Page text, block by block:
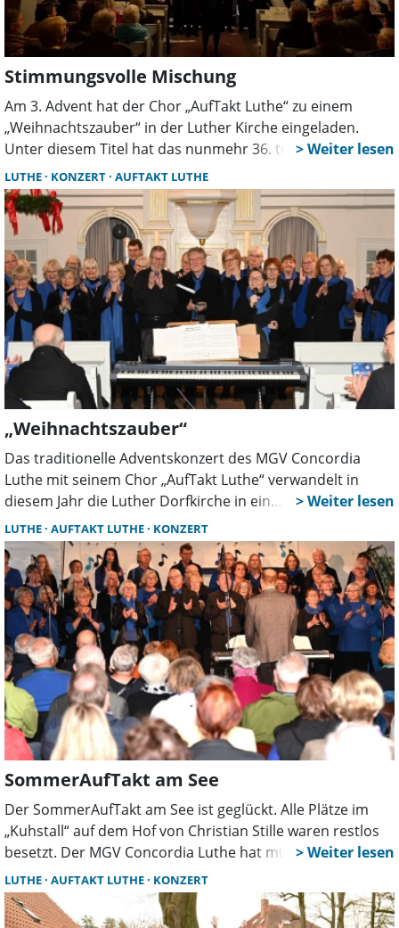
Stimmungsvolle Mischung
Am 3. Advent hat der Chor „AufTakt Luthe“ zu einem
„Weihnachtszauber“ in der Luther Kirche eingeladen.
Unter diesem Titel hat das nunmehr 36. traditionelle
Adventskonzert die Kirche bis auf den allerletzten Platz
gefüllt.
LUTHE KONZERT AUFTAKT LUTHE
„Weihnachtszauber“
Das traditionelle Adventskonzert des MGV Concordia
Luthe mit seinem Chor „AufTakt Luthe“ verwandelt in
diesem Jahr die Luther Dorfkirche in ein
Weihnachtswunderland. Das Konzert beginnt am
Sonntag, den 15. Dezember um 17 Uhr (Einlass ab 16.40
Uhr).
LUTHE AUFTAKT LUTHE KONZERT
SommerAufTakt am See
Der SommerAufTakt am See ist geglückt. Alle Plätze im
„Kuhstall“ auf dem Hof von Christian Stille waren restlos
besetzt. Der MGV Concordia Luthe hat mit seinem Chor
AufTakt Luthe unter der Leitung von Matthias Schwieger
und dem Programm dieser Veranstaltung den Nerv des
Publikums getroffen.
LUTHE AUFTAKT LUTHE KONZERT